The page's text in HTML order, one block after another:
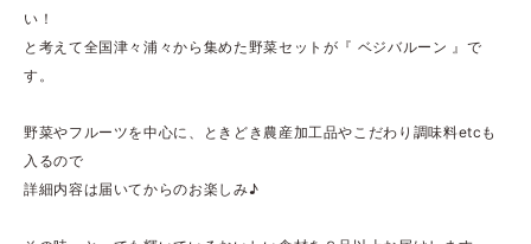
い！
と考えて全国津々浦々から集めた野菜セットが『 ベジバルーン 』で
す。
野菜やフルーツを中心に、ときどき農産加工品やこだわり調味料etcも
入るので
詳細内容は届いてからのお楽しみ♪